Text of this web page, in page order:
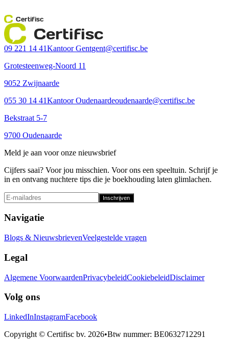
Certifisc
Certifisc
09 221 14 41Kantoor Gentgent@certifisc.be
Grotesteenweg-Noord 11
9052 Zwijnaarde
055 30 14 41Kantoor Oudenaardeoudenaarde@certifisc.be
Bekstraat 5-7
9700 Oudenaarde
Meld je aan voor onze nieuwsbrief
Cijfers saai? Voor jou misschien. Voor ons een speeltuin. Schrijf je
in en ontvang nuchtere tips die je boekhouding laten glimlachen.
Inschrijven
Navigatie
Blogs & NieuwsbrievenVeelgestelde vragen
Legal
Algemene VoorwaardenPrivacybeleidCookiebeleidDisclaimer
Volg ons
LinkedInInstagramFacebook
Copyright © Certifisc bv. 2026•Btw nummer: BE0632712291